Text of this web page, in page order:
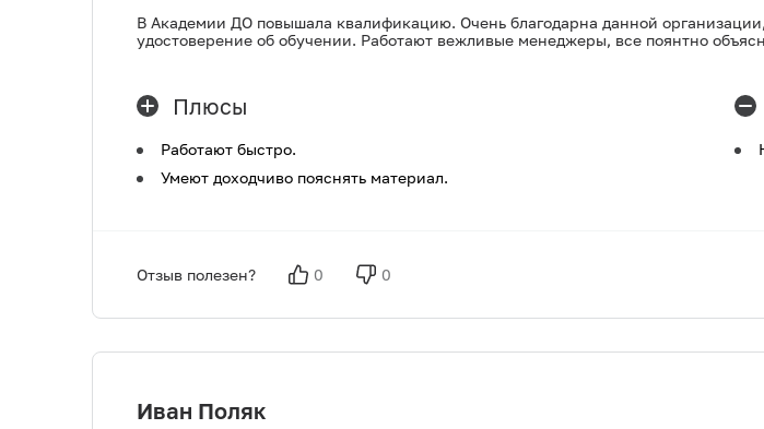
В Академии ДО повышала квалификацию. Очень благодарна данной
удостоверение об обучении. Работают вежливые менеджеры, все поянтно
Плюсы
Работают быстро.
Умеют доходчиво пояснять материал.
Отзыв полезен? 0 0
Иван Поляк